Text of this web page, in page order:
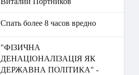
Спать более 8 часов вредно
"ФІЗИЧНА
ДЕНАЦІОНАЛІЗАЦІЯ ЯК
ДЕРЖАВНА ПОЛІТИКА" -